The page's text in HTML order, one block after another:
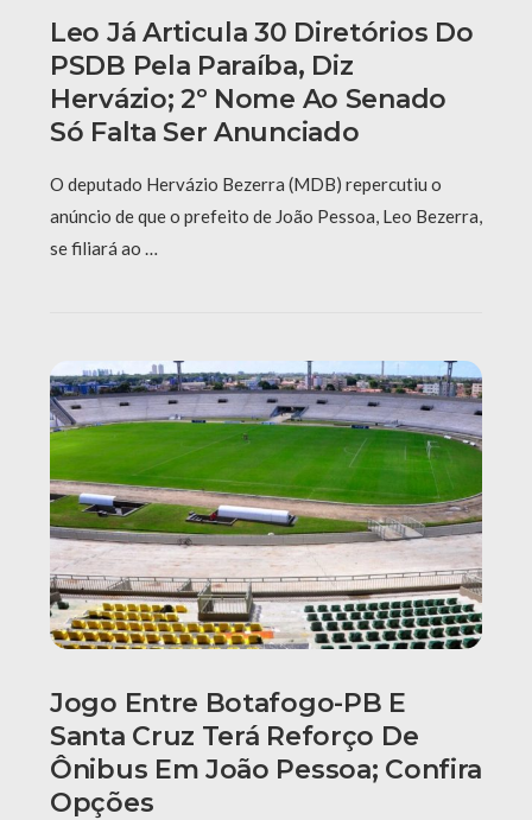
Leo Já Articula 30 Diretórios Do
PSDB Pela Paraíba, Diz
Hervázio; 2º Nome Ao Senado
Só Falta Ser Anunciado
O deputado Hervázio Bezerra (MDB) repercutiu o
anúncio de que o prefeito de João Pessoa, Leo Bezerra,
se filiará ao …
Jogo Entre Botafogo-PB E
Santa Cruz Terá Reforço De
Ônibus Em João Pessoa; Confira
Opções